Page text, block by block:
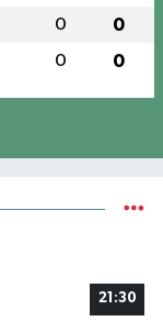
0 0
0 0
21:30